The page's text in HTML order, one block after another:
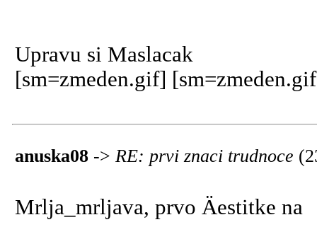
Upravu si Maslacak
[sm=zmeden.gif]
anuska08 -> RE: prvi znaci trudnoce
Mrlja_mrljava, prvo Äestitke na